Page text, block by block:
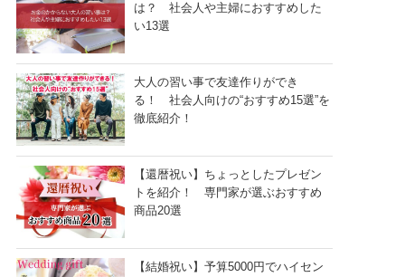
は？ 社会人や主婦におすすめした
い13選
大人の習い事で友達作りができ
る！ 社会人向けの“おすすめ15選”を
徹底紹介！
【還暦祝い】ちょっとしたプレゼン
トを紹介！ 専門家が選ぶおすすめ
商品20選
【結婚祝い】予算5000円でハイセン